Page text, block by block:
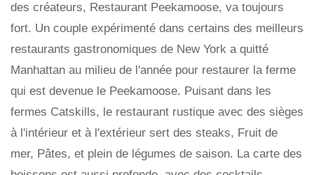
des créateurs, Restaurant Peekamoose, va toujours
fort. Un couple expérimenté dans certains des meilleurs
restaurants gastronomiques de New York a quitté
Manhattan au milieu de l'année pour restaurer la ferme
qui est devenue le Peekamoose. Puisant dans les
fermes Catskills, le restaurant rustique avec des sièges
à l'intérieur et à l'extérieur sert des steaks, Fruit de
mer, Pâtes, et plein de légumes de saison. La carte des